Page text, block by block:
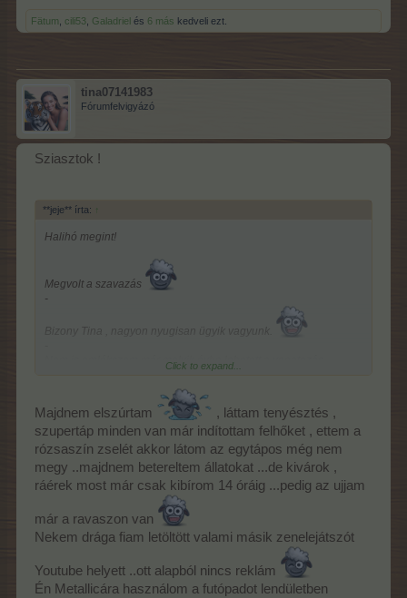
Fätum cili53 Galadriel és 6 más kedveli ezt.
tina07141983
Fórumfelvigyázó
Sziasztok !
**jeje** írta: ↑
Halihó megint!
Megvolt a szavazás
-
Bizony Tina , nagyon nyugisan ügyik vagyunk.
Nem is emlékszem már melyik évbe lehetett a vonatozás
amiben lehetett a mamutokat szerezni...nem is számít már. Akkor
nagyon ráhajtottam mert nyilvánvaló volt ez mennyire fontos a
játékhoz.
-
Nekem fogalmam sincs miket kaptam az etetéseknél...csak azt
tudom,hogy piccolo és mamut nem volt
Metallica..én is imádolom
Azóta is ők mennek... még jó, hogy prémium youtubeos vagyok,
így nincsenek reklámok
Click to expand...
Majdnem elszúrtam
, láttam tenyésztés ,
szupertáp minden van már indítottam felhőket , ettem a
rózsaszín zselét akkor látom az egytápos még nem
megy ..majdnem betereltem állatokat ...de kivárok ,
ráérek most már csak kibírom 14 óráig ...pedig az ujjam
már a ravaszon van
Nekem drága fiam letöltött valami másik zenelejátszót
Youtube helyett ..ott alapból nincs reklám
Én Metallicára használom a futópadot lendületben